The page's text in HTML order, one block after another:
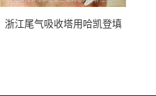
浙江尾气吸收塔用哈凯登填